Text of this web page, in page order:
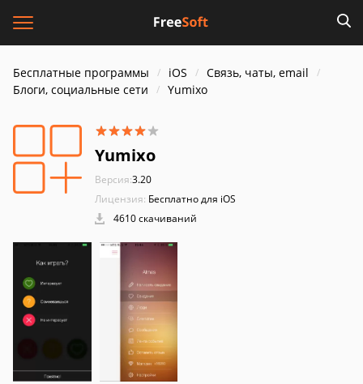
Бесплатные программы iOS
Связь, чаты, email
Блоги, социальные сети
Yumixo
Yumixo
Версия:3.20
Лицензия: Бесплатно для iOS
4610 скачиваний